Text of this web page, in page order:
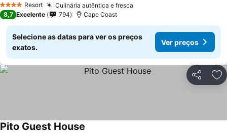
4 EstrelasResort Culinária autêntica e fresca
8,7 Excelente 794 Cape Coast
Selecione as datas para ver os preços
exatos.
Ver preços
Partilhar
Pito Guest House